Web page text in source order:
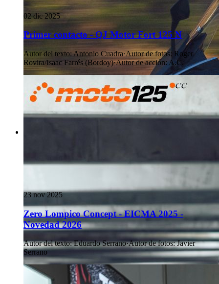
02 dic 2025
Primer contacto - QJ Motor Fort 125 N
Autor del texto:Antonio Cuadra·Autor de fotos: Roger
Rovira/Isaac Farrés (Bordoy)·Autor de acción:A.C.
23 nov 2025
Zero Lompico Concept - EICMA 2025 -
Novedad 2026
Autor del texto: Eduardo Serrano·Autor de fotos: Javier
Serrano